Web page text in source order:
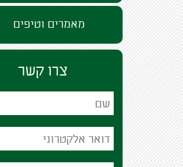
מאמרים וטיפים
צרו קשר